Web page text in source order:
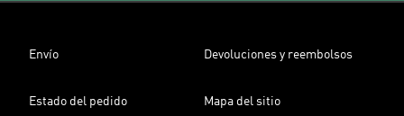
Envío Devoluciones y reembolsos
Estado del pedido Mapa del sitio